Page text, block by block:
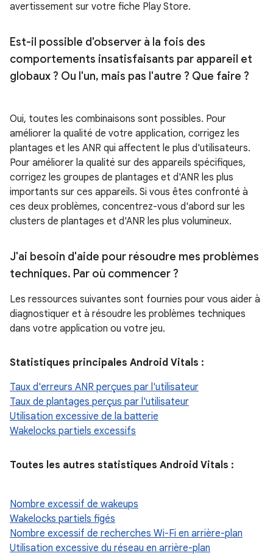
avertissement sur votre fiche Play Store.
Est-il possible d'observer à la fois des
comportements insatisfaisants par appareil et
globaux ? Ou l'un, mais pas l'autre ? Que faire ?
Oui, toutes les combinaisons sont possibles. Pour
améliorer la qualité de votre application, corrigez les
plantages et les ANR qui affectent le plus d'utilisateurs.
Pour améliorer la qualité sur des appareils spécifiques,
corrigez les groupes de plantages et d'ANR les plus
importants sur ces appareils. Si vous êtes confronté à
ces deux problèmes, concentrez-vous d'abord sur les
clusters de plantages et d'ANR les plus volumineux.
J'ai besoin d'aide pour résoudre mes problèmes
techniques. Par où commencer ?
Les ressources suivantes sont fournies pour vous aider à
diagnostiquer et à résoudre les problèmes techniques
dans votre application ou votre jeu.
Statistiques principales Android Vitals :
Taux d'erreurs ANR perçues par l'utilisateur
Taux de plantages perçus par l'utilisateur
Utilisation excessive de la batterie
Wakelocks partiels excessifs
Toutes les autres statistiques Android Vitals :
Nombre excessif de wakeups
Wakelocks partiels figés
Nombre excessif de recherches Wi-Fi en arrière-plan
Utilisation excessive du réseau en arrière-plan